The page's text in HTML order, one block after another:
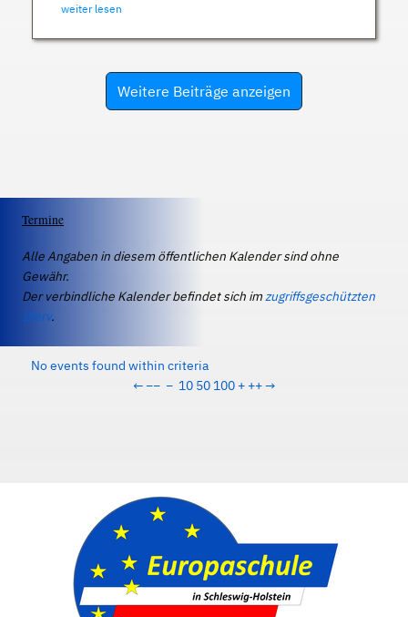
weiter lesen
Weitere Beiträge anzeigen
Termine
Alle Angaben in diesem öffentlichen Kalender sind ohne
Gewähr.
Der verbindliche Kalender befindet sich imzugriffsgeschützten
IServ.
No events found within criteria
← −− − 10 50 100 + ++→